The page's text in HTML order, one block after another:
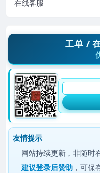
在线客服
工单 /
友情提示
网站持续更新，非随时
建议登录后赞助 ，可保